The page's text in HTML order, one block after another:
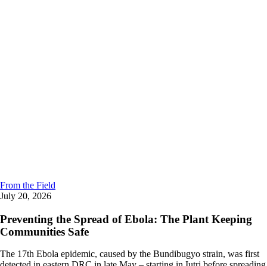
From the Field
July 20, 2026
Preventing the Spread of Ebola: The Plant Keeping
Communities Safe
The 17th Ebola epidemic, caused by the Bundibugyo strain, was first